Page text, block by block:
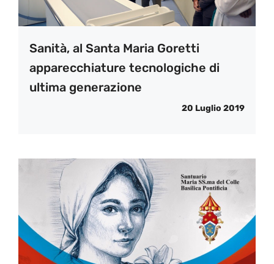
Sanità, al Santa Maria Goretti
apparecchiature tecnologiche di
ultima generazione
20 Luglio 2019